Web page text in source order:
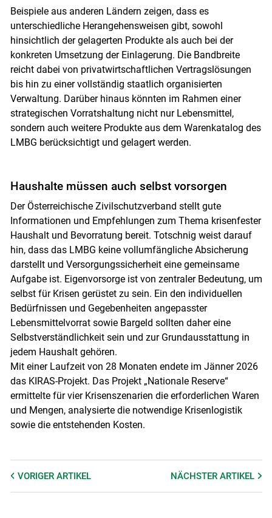
Beispiele aus anderen Ländern zeigen, dass es
unterschiedliche Herangehensweisen gibt, sowohl
hinsichtlich der gelagerten Produkte als auch bei der
konkreten Umsetzung der Einlagerung. Die Bandbreite
reicht dabei von privatwirtschaftlichen Vertragslösungen
bis hin zu einer vollständig staatlich organisierten
Verwaltung. Darüber hinaus könnten im Rahmen einer
strategischen Vorratshaltung nicht nur Lebensmittel,
sondern auch weitere Produkte aus dem Warenkatalog des
LMBG berücksichtigt und gelagert werden.
Haushalte müssen auch selbst vorsorgen
Der Österreichische Zivilschutzverband stellt gute
Informationen und Empfehlungen zum Thema krisenfester
Haushalt und Bevorratung bereit. Totschnig weist darauf
hin, dass das LMBG keine vollumfängliche Absicherung
darstellt und Versorgungssicherheit eine gemeinsame
Aufgabe ist. Eigenvorsorge ist von zentraler Bedeutung, um
selbst für Krisen gerüstet zu sein. Ein den individuellen
Bedürfnissen und Gegebenheiten angepasster
Lebensmittelvorrat sowie Bargeld sollten daher eine
Selbstverständlichkeit sein und zur Grundausstattung in
jedem Haushalt gehören.
Mit einer Laufzeit von 28 Monaten endete im Jänner 2026
das KIRAS-Projekt. Das Projekt „Nationale Reserve“
ermittelte für vier Krisenszenarien die erforderlichen Waren
und Mengen, analysierte die notwendige Krisenlogistik
sowie die entstehenden Kosten.
VORIGER ARTIKEL NÄCHSTERARTIKEL